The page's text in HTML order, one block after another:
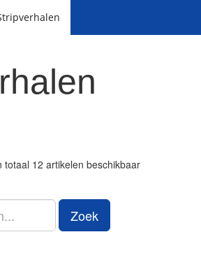
totaal 12 artikelen beschikbaar
Zoek